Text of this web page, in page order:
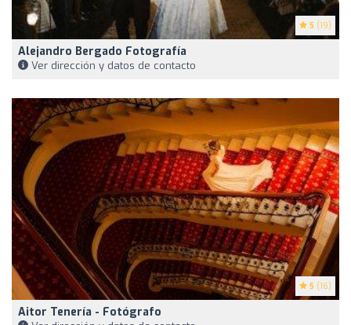
5 (19)
Alejandro Bergado Fotografía
Ver dirección y datos de contacto
5 (16)
Aitor Tenería - Fotógrafo